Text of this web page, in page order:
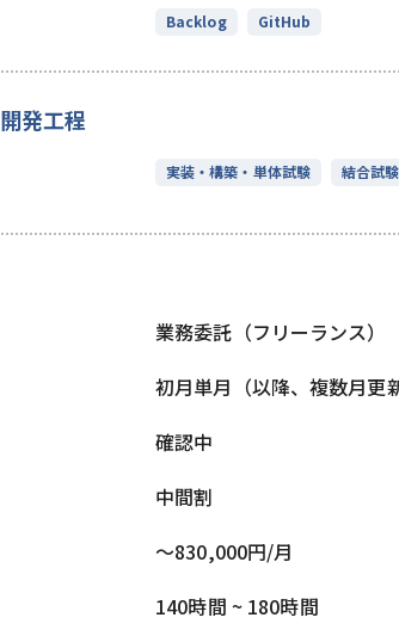
Backlog GitHub
発工程
実装・構築・単体試験 結合試験
業務委託（フリーランス）
初月単月（以降、複数月更新
確認中
中間割
〜830,000円/月
140時間 ~ 180時間